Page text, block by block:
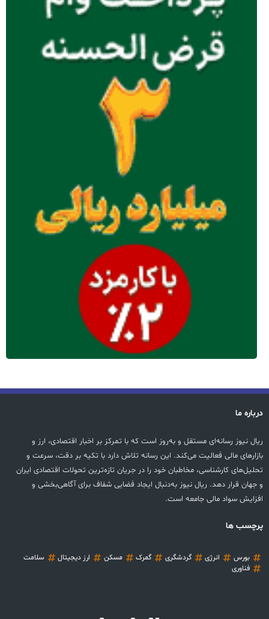
درباره ما
ریال نیوز رسانه‌ای مستقل و به‌روز است که با تمرکز بر اخبار اقتصادی، ارز و
بازارهای مالی فعالیت می‌کند. این رسانه تلاش دارد با تکیه بر دقت، سرعت و
تحلیل‌های کارشناسی، مخاطبان خود را در جریان تازه‌ترین تحولات اقتصادی ایران
و جهان قرار دهد. ریال نیوز به‌دنبال ایجاد فضایی شفاف برای آگاهی‌بخشی و
افزایش سواد مالی جامعه است.
پرچسب ها
بورس انرژی گردشگری گمرک مسکن ارز دیجیتال
سلامت
فناوری